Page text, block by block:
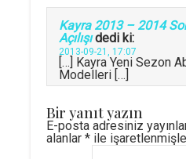
Kayra 2013 – 2014
Açılışı dedi ki:
2013-09-21, 17:07
[…] Kayra Yeni Sezon
Modelleri […]
Bir yanıt yazın
E-posta adresiniz
alanlar *ile